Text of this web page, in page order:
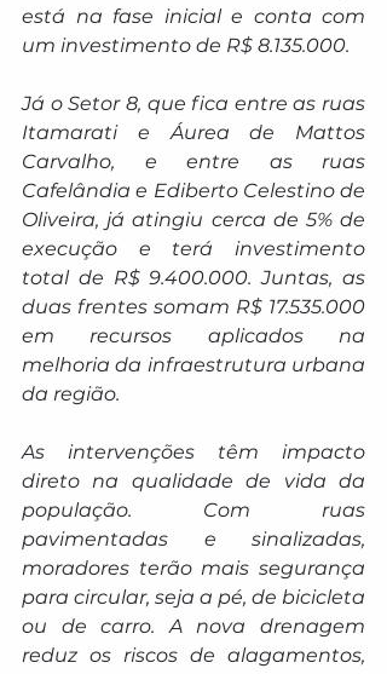
está na fase inicial e conta com
um investimento de R$ 8.135.000.
Já o Setor 8, que fica entre as ruas
Itamarati e Áurea de Mattos
Carvalho, e entre as ruas
Cafelândia e Ediberto Celestino de
Oliveira, já atingiu cerca de 5% de
execução e terá investimento
total de R$ 9.400.000. Juntas, as
duas frentes somam R$ 17.535.000
em recursos aplicados na
melhoria da infraestrutura urbana
da região.
As intervenções têm impacto
direto na qualidade de vida da
população. Com ruas
pavimentadas e sinalizadas,
moradores terão mais segurança
para circular, seja a pé, de bicicleta
ou de carro. A nova drenagem
reduz os riscos de alagamentos,